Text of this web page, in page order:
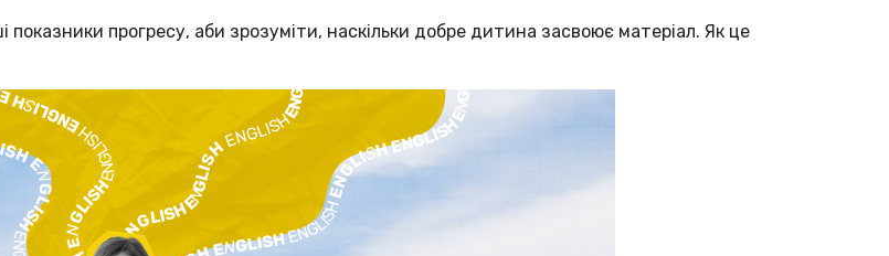
прогресу, аби зрозуміти, наскільки добре дитина засвоює матеріал. Як це